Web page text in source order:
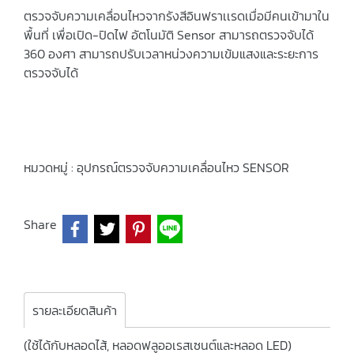
ตรวจจับความเคลื่อนไหวจากรังสีอินฟราเเรดเมื่อมีคนเข้ามาใน
พื้นที่ เพื่อเปิด-ปิดไฟ อัตโนมัติ Sensor สามารถตรวจจับได้
360 องศา สามารถปรับเวลาหน่วงความเข้มแสงและระยะการ
ตรวจจับได้
หมวดหมู่ : อุปกรณ์ตรวจจับความเคลื่อนไหว SENSOR
Share
รายละเอียดสินค้า
(ใช้ได้กับหลอดไส้, หลอดฟลูออเรสเซนต์และหลอด LED)